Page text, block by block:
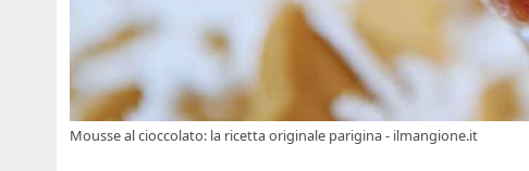
Mousse al cioccolato: la ricetta originale parigina - ilmangione.it